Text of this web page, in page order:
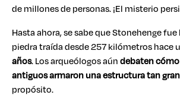
de millones de personas. ¡El misterio
Hasta ahora, se sabe que Stonehenge
piedra traída desde 257 kilómetros hace
años. Los arqueólogos aúndebaten
antiguos armaron una estructura tan
propósito.